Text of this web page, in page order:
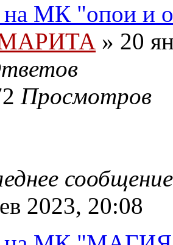
на МК "опои и
» 20
Просмотров
сообщение
2023, 20:08